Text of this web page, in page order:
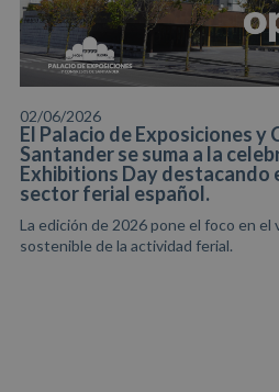
02/06/2026
El Palacio de Exposiciones y
Santander se suma a la
Exhibitions Day destacando
sector ferial español.
La edición de 2026 pone el foco en el
sostenible de la actividad ferial.